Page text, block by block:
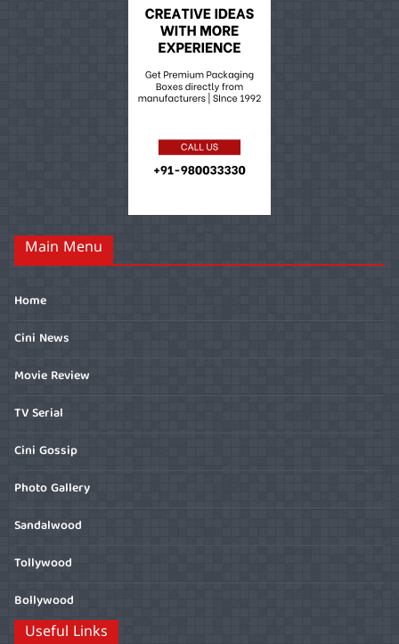
Main Menu
Home
Cini News
Movie Review
TV Serial
Cini Gossip
Photo Gallery
Sandalwood
Tollywood
Bollywood
Useful Links